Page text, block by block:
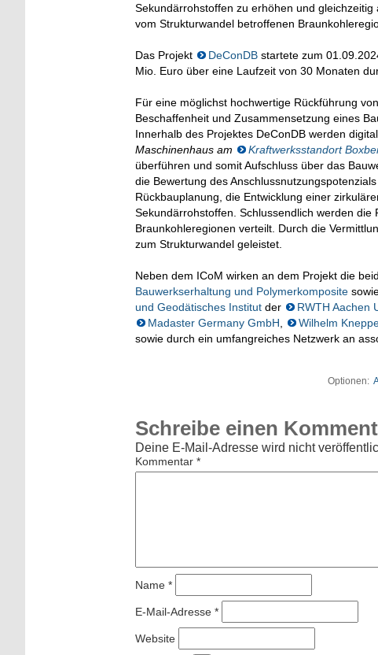
Sekundärrohstoffen zu erhöhen und
vom Strukturwandel betroffenen
Das Projekt DeConDB startete zum
Mio. Euro über eine Laufzeit von 30 Monaten
Für eine möglichst hochwertige Rückführung
Beschaffenheit und Zusammensetzung eines
Innerhalb des Projektes DeConDB werden
Maschinenhaus am
Kraftwerksstandort
überführen und somit Aufschluss über das
die Bewertung des
Rückbauplanung, die Entwicklung einer
Sekundärrohstoffen. Schlussendlich werden
Braunkohleregionen verteilt. Durch die
zum Strukturwandel geleistet.
Neben dem ICoM wirken an dem Projekt die
Bauwerkserhaltung und Polymerkomposite
und Geodätisches Institut der RWTH Aachen
Madaster Germany GmbH
Wilhelm
sowie durch ein umfangreiches Netzwerk an
Optionen:
Schreibe einen
Deine E-Mail-Adresse wird nicht
Kommentar *
Name *
E-Mail-Adresse *
Website